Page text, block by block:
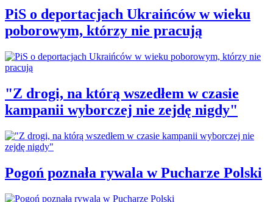
PiS o deportacjach Ukraińców w wieku
poborowym, którzy nie pracują
"Z drogi, na którą wszedłem w czasie
kampanii wyborczej nie zejdę nigdy"
Pogoń poznała rywala w Pucharze Polski